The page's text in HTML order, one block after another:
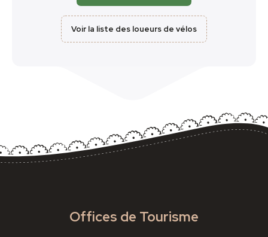
Voir la liste des loueurs de vélos
Offices de Tourisme